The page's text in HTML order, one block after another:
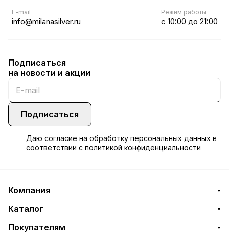
E-mail
info@milanasilver.ru
Режим работы
с 10:00 до 21:00
Подписаться
на новости и акции
Подписаться
Даю согласие на обработку персональных данных в
соответствии с политикой конфиденциальности
Компания
Каталог
Покупателям